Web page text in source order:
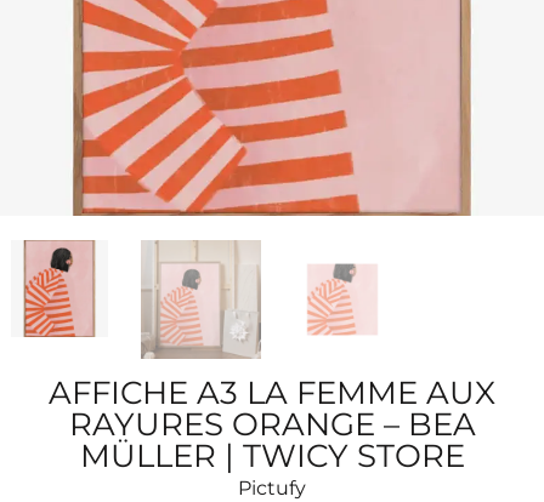
AFFICHE A3 LA FEMME AUX
RAYURES ORANGE – BEA
MÜLLER | TWICY STORE
Pictufy